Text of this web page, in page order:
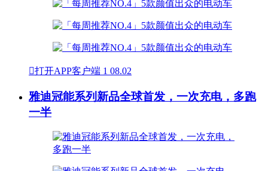
打开APP客户端 1 08.02
雅迪冠能系列新品全球首发，一次充电，多跑
一半